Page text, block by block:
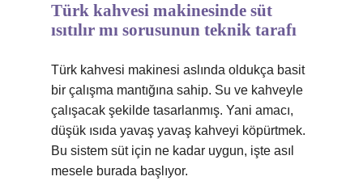
Türk kahvesi makinesinde süt
ısıtılır mı sorusunun teknik tarafı
Türk kahvesi makinesi aslında oldukça basit
bir çalışma mantığına sahip. Su ve kahveyle
çalışacak şekilde tasarlanmış. Yani amacı,
düşük ısıda yavaş yavaş kahveyi köpürtmek.
Bu sistem süt için ne kadar uygun, işte asıl
mesele burada başlıyor.